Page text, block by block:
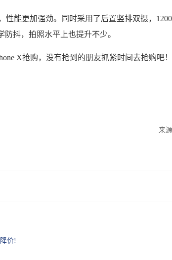
性能更加强劲。同时采用了后置竖排双摄，1200
抖，拍照水平上也提升不少。
X抢购，没有抢到的朋友抓紧时间去抢购吧！
来源
价!